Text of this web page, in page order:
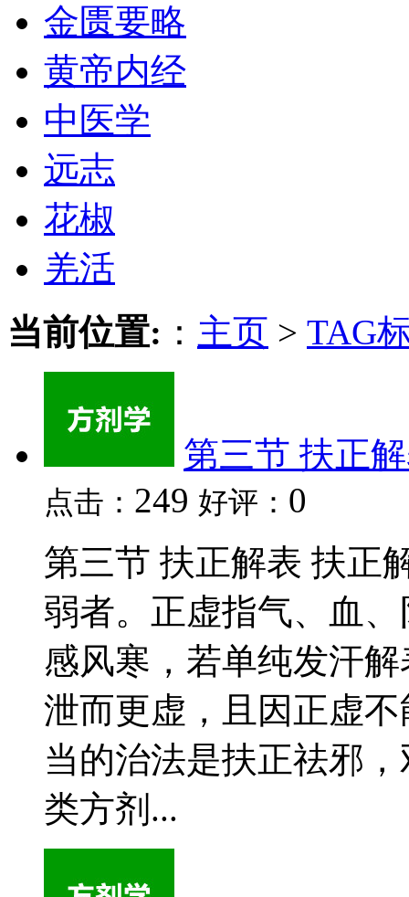
金匮要略
黄帝内经
中医学
远志
花椒
羌活
当前位置: ： 主页 > TAG
第三节 扶正
点击： 249 好评： 0
第三节 扶正解表 扶正
弱者。正虚指气、血
感风寒，若单纯发汗
泄而更虚，且因正虚
当的治法是扶正祛邪
类方剂...